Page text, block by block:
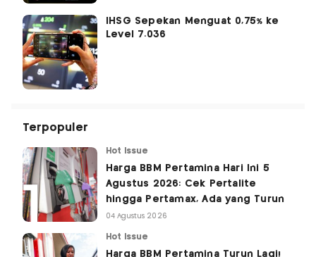
IHSG Sepekan Menguat 0,75% ke
Level 7.036
Terpopuler
Hot Issue
Harga BBM Pertamina Hari Ini 5
Agustus 2026: Cek Pertalite
hingga Pertamax, Ada yang Turun
04 Agustus 2026
Hot Issue
Harga BBM Pertamina Turun Lagi!